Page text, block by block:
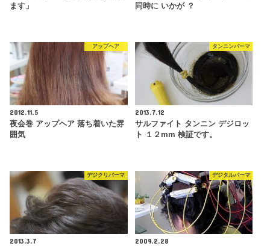
ます」
同時に いかが ？
アップヘア
2012.11.5
夜会巻 アップヘア 落ち着いた雰
囲気
タンニンパーマ
2013.7.12
サルファイト タンニン デジロッ
ト １２mm 検証です。
デジクリパーマ
2013.3.7
デジタルパーマ
2009.2.28